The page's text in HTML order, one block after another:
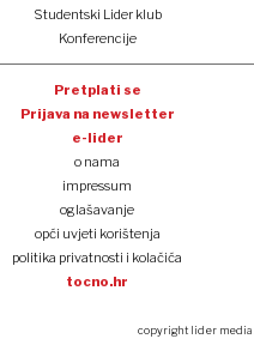
Studentski Lider klub
Konferencije
Pretplati se
Prijava na newsletter
e-lider
o nama
impressum
oglašavanje
opći uvjeti korištenja
politika privatnosti i kolačića
tocno.hr
copyright lider media